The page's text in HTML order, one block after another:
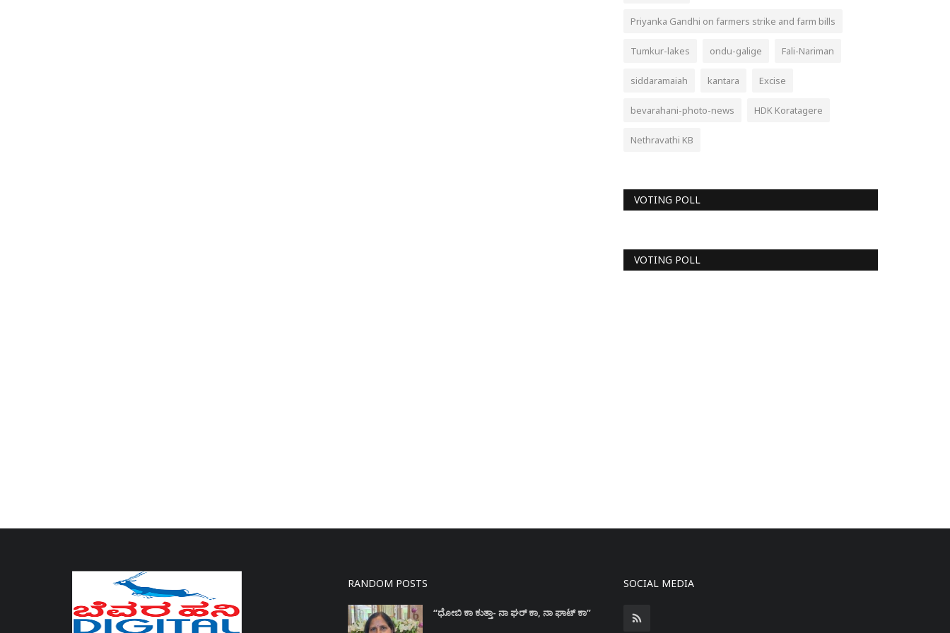
Priyanka Gandhi on farmers strike and farm bills
Tumkur-lakes ondu-galige Fali-Nariman
siddaramaiah kantara Excise
bevarahani-photo-news HDK Koratagere
Nethravathi KB
VOTING POLL
VOTING POLL
RANDOM POSTS
“ಧೋಬಿ ಕಾ ಕುತ್ತಾ- ನಾ ಘರ್‌ ಕಾ, ನಾ ಘಾಟ್‌ ಕಾ”
SOCIAL MEDIA